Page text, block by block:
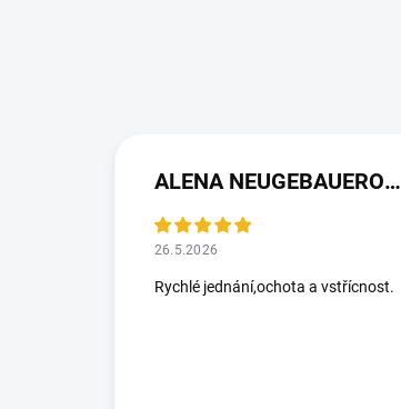
ALENA NEUGEBAUEROVÁ
26.5.2026
Rychlé jednání,ochota a vstřícnost.